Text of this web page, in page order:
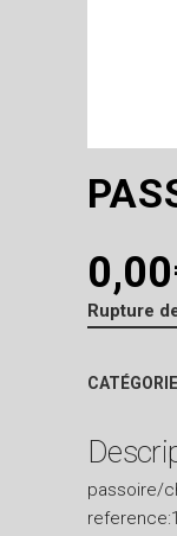
0,00
Rupture
passoire/